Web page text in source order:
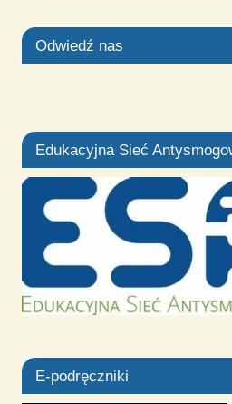
Odwiedź nas
Edukacyjna Sieć
E-podręczniki